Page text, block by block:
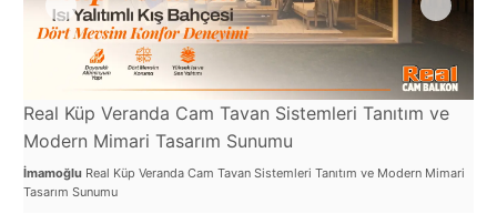
Real Küp Veranda Cam Tavan Sistemleri Tanıtım ve
Modern Mimari Tasarım Sunumu
İmamoğlu Real Küp Veranda Cam Tavan Sistemleri Tanıtım ve Modern Mimari
Tasarım Sunumu
Tilburg
Van
Yalova
VAZGEÇ